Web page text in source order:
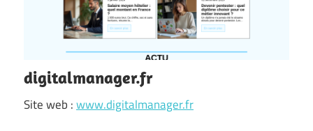
digitalmanager.fr
Site web :www.digitalmanager.fr